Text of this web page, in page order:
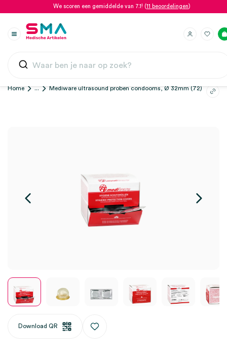
We scoren een gemiddelde van 7.1! (11 beoordelingen)
Home ... Mediware ultrasound proben condooms, Ø 32mm (72)
Download QR